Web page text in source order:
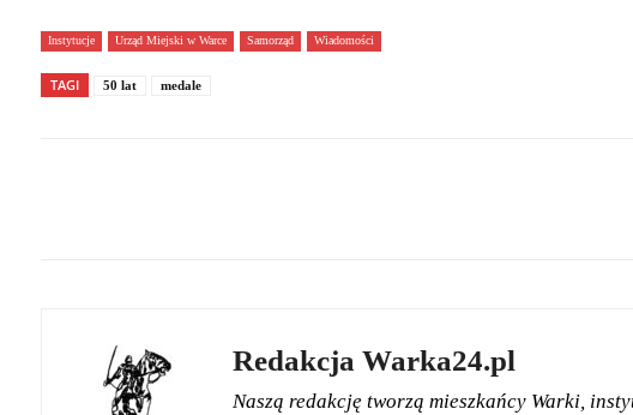
Instytucje Urząd Miejski w Warce Samorząd Wiadomości
TAGI 50 lat medale
Redakcja Warka24.pl
Naszą redakcję tworzą mieszkańcy Warki,